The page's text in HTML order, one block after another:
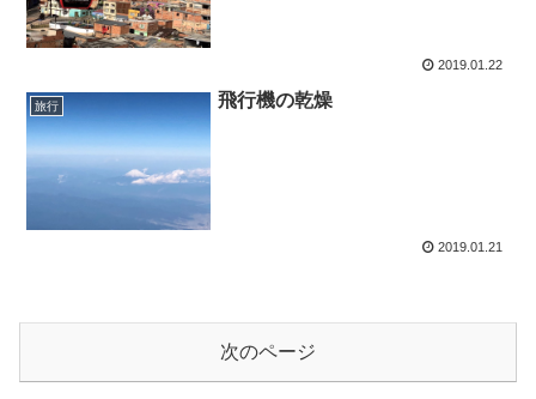
2019.01.22
旅行 飛行機の乾燥
2019.01.21
次のページ